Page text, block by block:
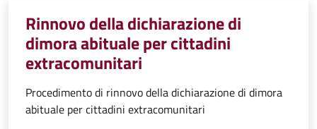
Rinnovo della dichiarazione di
dimora abituale per cittadini
extracomunitari
Procedimento di rinnovo della dichiarazione di dimora
abituale per cittadini extracomunitari